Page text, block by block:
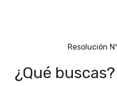
Resolución
¿Qué buscas?